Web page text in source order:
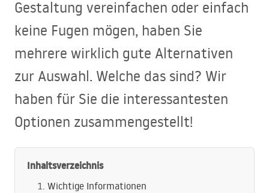
Gestaltung vereinfachen oder einfach
keine Fugen mögen, haben Sie
mehrere wirklich gute Alternativen
zur Auswahl. Welche das sind? Wir
haben für Sie die interessantesten
Optionen zusammengestellt!
Inhaltsverzeichnis
Wichtige Informationen